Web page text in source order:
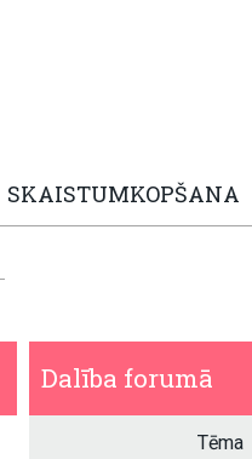
SKAISTUMKOPŠANA
Dalība forumā
Tēma